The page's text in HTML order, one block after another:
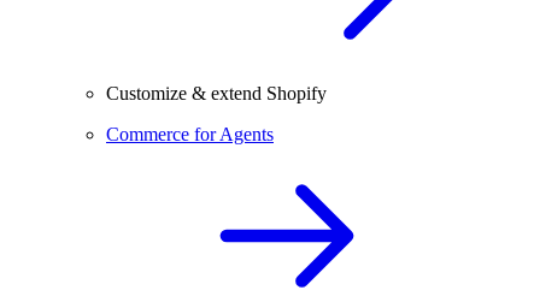
Customize & extend Shopify
Commerce for Agents